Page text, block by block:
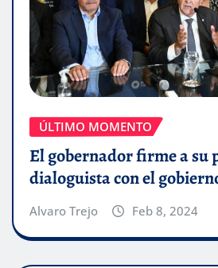
ÚLTIMO MOMENTO
El gobernador firme a su
dialoguista con el
Alvaro Trejo Feb 8, 2024